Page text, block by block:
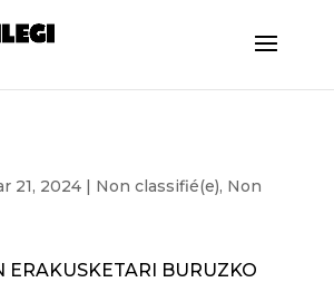
21, 2024| Non classifié(e), Non
ERAKUSKETARI BURUZKO